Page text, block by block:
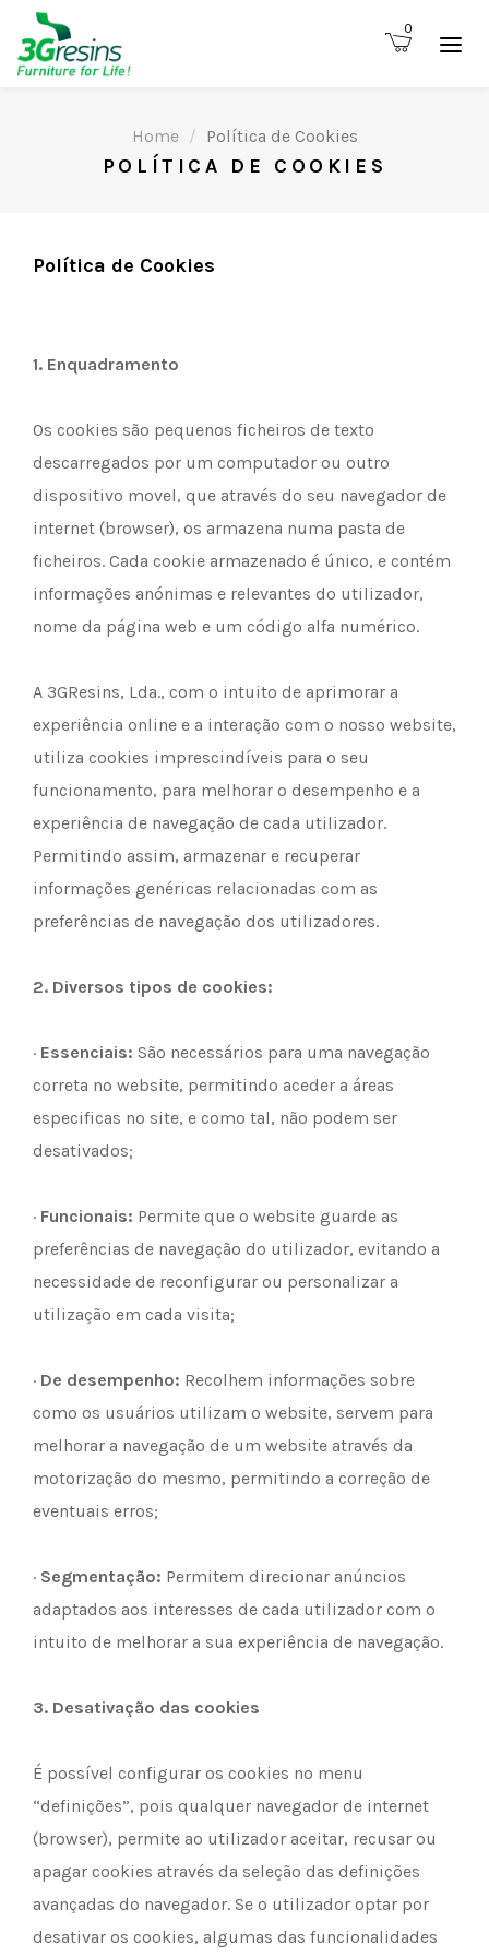
0
Home Política de Cookies
POLÍTICA DE COOKIES
Política de Cookies
1. Enquadramento
Os cookies são pequenos ficheiros de texto
descarregados por um computador ou outro
dispositivo movel, que através do seu navegador de
internet (browser), os armazena numa pasta de
ficheiros. Cada cookie armazenado é único, e contém
informações anónimas e relevantes do utilizador,
nome da página web e um código alfa numérico.
A 3GResins, Lda., com o intuito de aprimorar a
experiência online e a interação com o nosso website,
utiliza cookies imprescindíveis para o seu
funcionamento, para melhorar o desempenho e a
experiência de navegação de cada utilizador.
Permitindo assim, armazenar e recuperar
informações genéricas relacionadas com as
preferências de navegação dos utilizadores.
2. Diversos tipos de cookies:
· Essenciais: São necessários para uma navegação
correta no website, permitindo aceder a áreas
especificas no site, e como tal, não podem ser
desativados;
· Funcionais: Permite que o website guarde as
preferências de navegação do utilizador, evitando a
necessidade de reconfigurar ou personalizar a
utilização em cada visita;
· De desempenho: Recolhem informações sobre
como os usuários utilizam o website, servem para
melhorar a navegação de um website através da
motorização do mesmo, permitindo a correção de
eventuais erros;
· Segmentação: Permitem direcionar anúncios
adaptados aos interesses de cada utilizador com o
intuito de melhorar a sua experiência de navegação.
3. Desativação das cookies
É possível configurar os cookies no menu
“definições”, pois qualquer navegador de internet
(browser), permite ao utilizador aceitar, recusar ou
apagar cookies através da seleção das definições
avançadas do navegador. Se o utilizador optar por
desativar os cookies, algumas das funcionalidades